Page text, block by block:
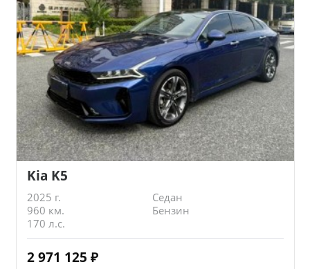
Kia K5
2025 г.
Седан
960 км.
Бензин
170 л.с.
2 971 125 ₽